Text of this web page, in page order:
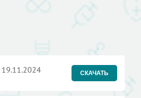
19.11.2024 СКАЧАТЬ